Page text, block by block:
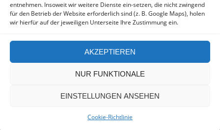
entnehmen. Insoweit wir weitere Dienste ein-setzen, die nicht zwingend
für den Betrieb der Website erforderlich sind (z. B. Google Maps), holen
wir hierfür auf der jeweiligen Unterseite Ihre Zustimmung ein.
AKZEPTIEREN
NUR FUNKTIONALE
EINSTELLUNGEN ANSEHEN
Cookie-Richtlinie
Picassomedia